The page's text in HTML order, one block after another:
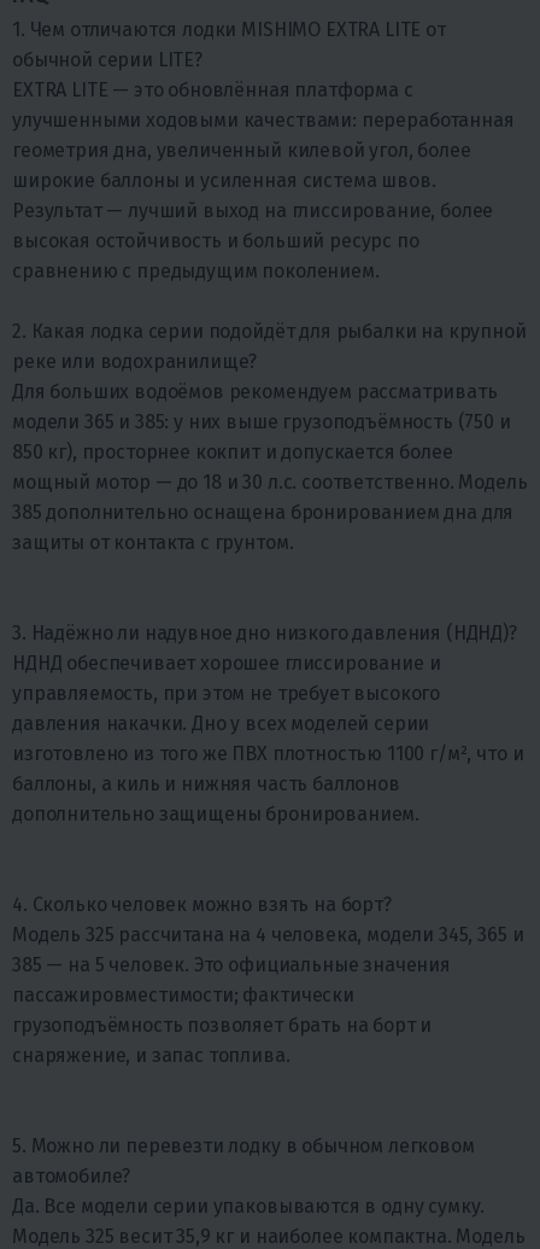
1. Чем отличаются лодки MISHIMO EXTRA LITE от
обычной серии LITE?
EXTRA LITE — это обновлённая платформа с
улучшенными ходовыми качествами: переработанная
геометрия дна, увеличенный килевой угол, более
широкие баллоны и усиленная система швов.
Результат — лучший выход на глиссирование, более
высокая остойчивость и больший ресурс по
сравнению с предыдущим поколением.
2. Какая лодка серии подойдёт для рыбалки на крупной
реке или водохранилище?
Для больших водоёмов рекомендуем рассматривать
модели 365 и 385: у них выше грузоподъёмность (750 и
850 кг), просторнее кокпит и допускается более
мощный мотор — до 18 и 30 л.с. соответственно. Модель
385 дополнительно оснащена бронированием дна для
защиты от контакта с грунтом.
3. Надёжно ли надувное дно низкого давления (НДНД)?
НДНД обеспечивает хорошее глиссирование и
управляемость, при этом не требует высокого
давления накачки. Дно у всех моделей серии
изготовлено из того же ПВХ плотностью 1100 г/м², что и
баллоны, а киль и нижняя часть баллонов
дополнительно защищены бронированием.
4. Сколько человек можно взять на борт?
Модель 325 рассчитана на 4 человека, модели 345, 365 и
385 — на 5 человек. Это официальные значения
пассажировместимости; фактически
грузоподъёмность позволяет брать на борт и
снаряжение, и запас топлива.
5. Можно ли перевезти лодку в обычном легковом
автомобиле?
Да. Все модели серии упаковываются в одну сумку.
Модель 325 весит 35,9 кг и наиболее компактна. Модель